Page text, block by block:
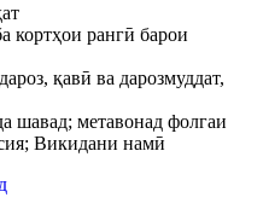
кортҳои рангӣ барои
қавӣ ва дарозмуддат,
шавад; метавонад фолгаи
Викидани намӣ